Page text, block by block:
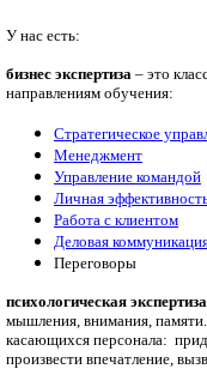
У нас есть:
бизнес экспертиза – это
направлениям обучения:
Стратегическое
Менеджмент
Управление командой
Личная
Работа с клиентом
Деловая
Переговоры
психологическая экспертиза
мышления, внимания,
касающихся персонала:
произвести впечатление,